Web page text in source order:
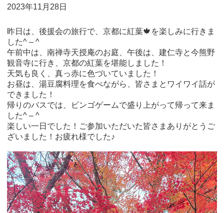
2023年11月28日
昨日は、後援会の旅行で、京都に紅葉🍁を楽しみに行きま
した^ – ^
午前中は、南禅寺天授庵のお庭、午後は、建仁寺と今熊野
観音寺に行き、京都の紅葉を堪能しました！
天気も良く、真っ赤に色づいていました！
お昼は、湯豆腐料理を食べながら、皆さまとワイワイ話が
できました！
帰りのバスでは、ビンゴゲームで盛り上がって帰って来ま
した^ – ^
楽しい一日でした！ご参加いただいた皆さまありがとうご
ざいました！お疲れ様でした♪